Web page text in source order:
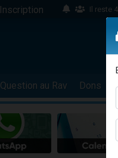
Inscription
Il reste
16
2
17
4
Il reste
Question au Rav Dons